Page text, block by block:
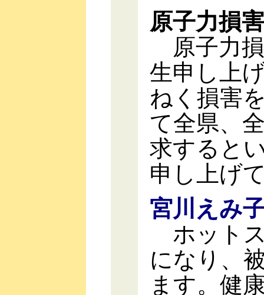
原子力損
原子力
生申し上
ねく損害
て全県、
求すると
申し上げ
宮川えみ
ホット
になり、
ます。健